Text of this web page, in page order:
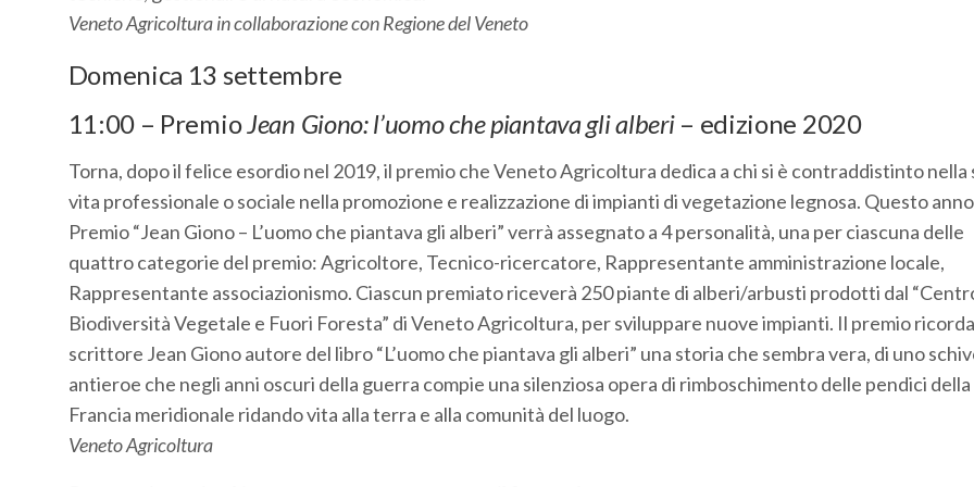
Veneto Agricoltura in collaborazione con Regione del Veneto
Domenica 13 settembre
11:00 – PremioJean Giono: l’uomo che piantava gli alberi– edizione 2020
Torna, dopo il felice esordio nel 2019, il premio che Veneto Agricoltura dedica a chi si è contraddistinto nella
vita professionale o sociale nella promozione e realizzazione di impianti di vegetazione legnosa. Questo
Premio “Jean Giono – L’uomo che piantava gli alberi” verrà assegnato a 4 personalità, una per ciascuna delle
quattro categorie del premio: Agricoltore, Tecnico-ricercatore, Rappresentante amministrazione locale,
Rappresentante associazionismo. Ciascun premiato riceverà 250 piante di alberi/arbusti prodotti dal
Biodiversità Vegetale e Fuori Foresta” di Veneto Agricoltura, per sviluppare nuove impianti. Il premio
scrittore Jean Giono autore del libro “L’uomo che piantava gli alberi” una storia che sembra vera, di uno
antieroe che negli anni oscuri della guerra compie una silenziosa opera di rimboschimento delle pendici della
Francia meridionale ridando vita alla terra e alla comunità del luogo.
Veneto Agricoltura